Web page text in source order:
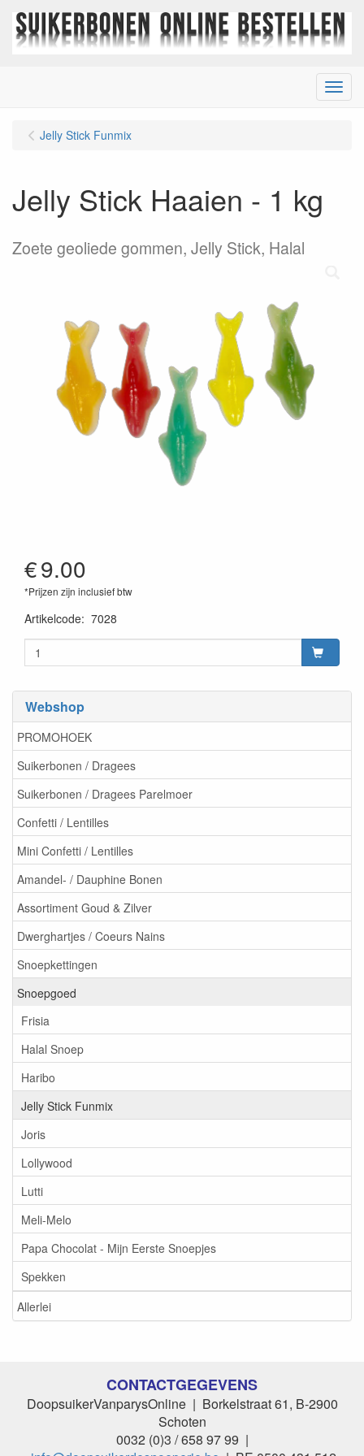
Menu
Webshop
PROMOHOEK
Suikerbonen / Dragees
Suikerbonen / Dragees Parelmoer
Confetti / Lentilles
Mini Confetti / Lentilles
Amandel- / Dauphine Bonen
Assortiment Goud & Zilver
Dwerghartjes / Coeurs Nains
Snoepkettingen
Snoepgoed
Frisia
Halal Snoep
Haribo
Jelly Stick Funmix
Joris
Lollywood
Lutti
Meli-Melo
Papa Chocolat - Mijn Eerste Snoepjes
Spekken
Allerlei
Jelly Stick Funmix
Jelly Stick Haaien - 1 kg
Zoete geoliede gommen, Jelly Stick, Halal
€9.00
*Prijzen zijn inclusief btw
Artikelcode: 7028
CONTACTGEGEVENS
DoopsuikerVanparysOnline | Borkelstraat 61, B-2900
Schoten
0032 (0)3 / 658 97 99 |